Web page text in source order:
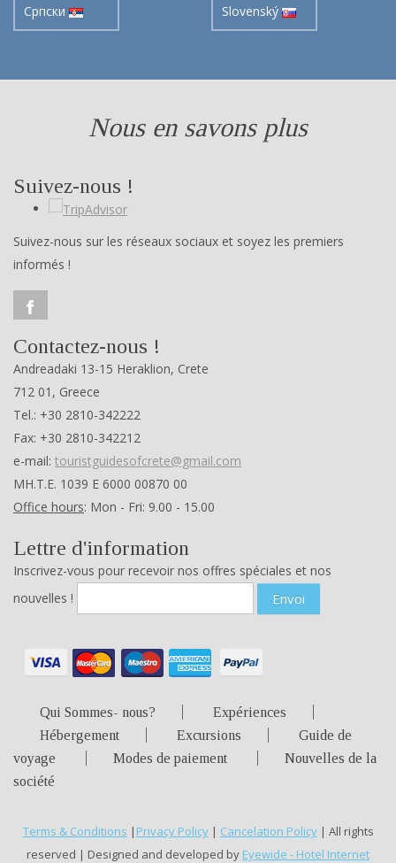
Cрпски Slovenský
Nous en savons plus
Suivez-nous !
Suivez-nous sur les réseaux sociaux et soyez les premiers
informés !
Contactez-nous !
Andreadaki 13-15 Heraklion, Crete
712 01, Greece
Tel.: +30 2810-342222
Fax: +30 2810-342212
e-mail: touristguidesofcrete@gmail.com
ΜΗ.Τ.Ε. 1039 Ε 6000 00870 00
Office hours: Mon - Fri: 9.00 - 15.00
Lettre d'information
Inscrivez-vous pour recevoir nos offres spéciales et nos
nouvelles !
Envoi
Qui Sommes- nous?
Expériences
Hébergement
Excursions
Guide de
voyage
Modes de paiement
Nouvelles de la
société
Terms & Conditions | Privacy Policy| Cancelation Policy| All rights
reserved | Designed and developed by Eyewide - Hotel Internet